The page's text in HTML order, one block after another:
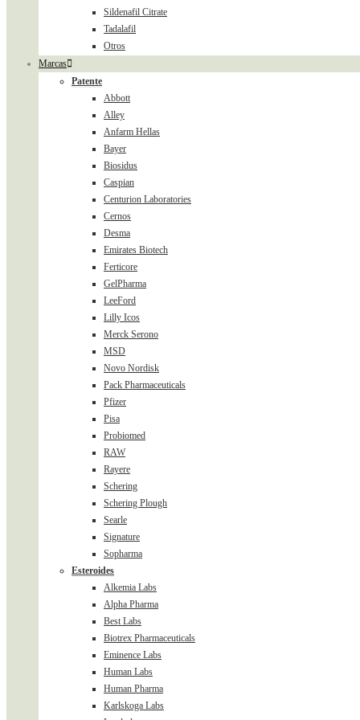
Sildenafil Citrate
Tadalafil
Otros
Marcas
Patente
Abbott
Alley
Anfarm Hellas
Bayer
Biosidus
Caspian
Centurion Laboratories
Cernos
Desma
Emirates Biotech
Ferticore
GelPharma
LeeFord
Lilly Icos
Merck Serono
MSD
Novo Nordisk
Pack Pharmaceuticals
Pfizer
Pisa
Probiomed
RAW
Rayere
Schering
Schering Plough
Searle
Signature
Sopharma
Esteroides
Alkemia Labs
Alpha Pharma
Best Labs
Biotrex Pharmaceuticals
Eminence Labs
Human Labs
Human Pharma
Karlskoga Labs